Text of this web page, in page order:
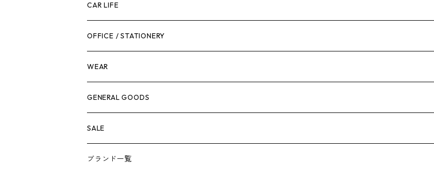
工具箱
作業台
脚立
ケミカル
その他
日用品
ボディケア
ガーデンツール
ガーデンチェア
キャビネット・ツールハンガー
冬季用品
その他
スツール
バンジーバンド
ストレージボックス
クーラーボックス
ナイフ
CAR LIFE
メンテナンスグッズ
車内グッズ
車外グッズ
芳香剤
OFFICE / STATIONERY
WEAR
トップス
ボトムス
アンダーウェア
GENERAL GOODS
ウォレット
エアーフレッシュナー
SALE
ブランド一覧